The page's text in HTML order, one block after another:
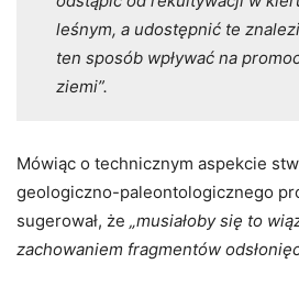
leśnym, a udostępnić te
ten sposób wpływać na
ziemi”.
Mówiąc o technicznym aspekcie
geologiczno-paleontologicznego
sugerował, że „musiałoby się to
zachowaniem fragmentów